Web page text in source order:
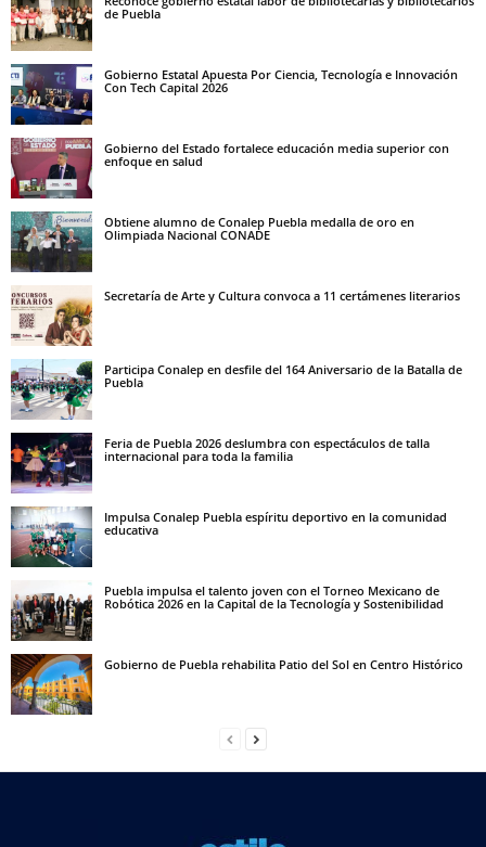
de Puebla
Gobierno Estatal Apuesta Por Ciencia, Tecnología e Innovación
Con Tech Capital 2026
Gobierno del Estado fortalece educación media superior con
enfoque en salud
Obtiene alumno de Conalep Puebla medalla de oro en
Olimpiada Nacional CONADE
Secretaría de Arte y Cultura convoca a 11 certámenes literarios
Participa Conalep en desfile del 164 Aniversario de la Batalla de
Puebla
Feria de Puebla 2026 deslumbra con espectáculos de talla
internacional para toda la familia
Impulsa Conalep Puebla espíritu deportivo en la comunidad
educativa
Puebla impulsa el talento joven con el Torneo Mexicano de
Robótica 2026 en la Capital de la Tecnología y Sostenibilidad
Gobierno de Puebla rehabilita Patio del Sol en Centro Histórico